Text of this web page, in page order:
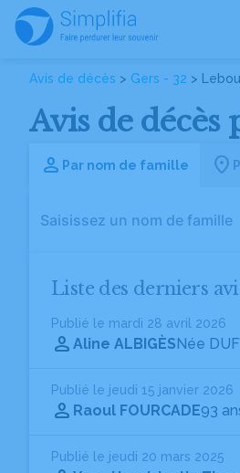
Avis de décès > Gers - 32 >
Avis de décès
Par nom de famille
Liste des derniers
Publié le mardi 28 avril 2026
Aline ALBIGÈSNée
Publié le jeudi 15 janvier 2026
Raoul FOURCADE93
Publié le jeudi 20 mars 2025